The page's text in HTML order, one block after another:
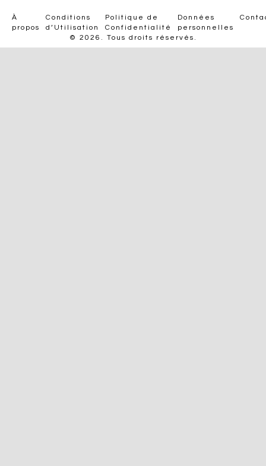
À
propos
Conditions
d’Utilisation
Politique de
Confidentialité
Données
personnelles
© 2026. Tous droits réservés.